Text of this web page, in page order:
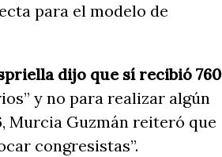
para el modelo de
dijo que sí recibió 760
y no para realizar algún
Murcia Guzmán reiteró que
congresistas”.